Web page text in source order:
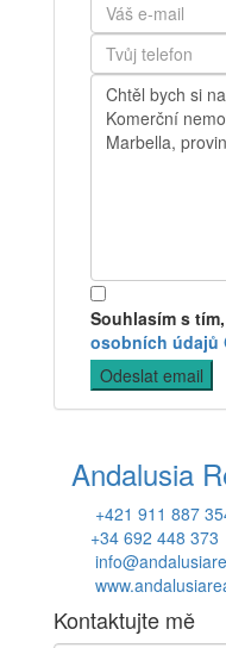
Souhlasím s tím,
osobních údajů
Andalusia
+421 911 887
+34 692 448 373
Kontaktujte mě